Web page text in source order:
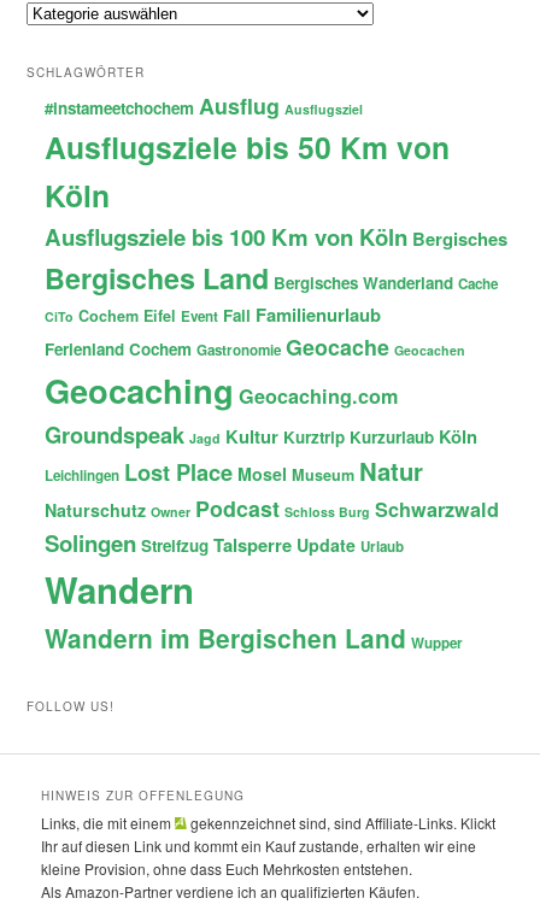
Themen
SCHLAGWÖRTER
#instameetchochem Ausflug Ausflugsziel
Ausflugsziele bis 50 Km von
Köln
Ausflugsziele bis 100 Km von Köln Bergisches
Bergisches Land Bergisches Wanderland Cache
CiTo Cochem Eifel Event Fail Familienurlaub
Ferienland Cochem Gastronomie Geocache Geocachen
Geocaching Geocaching.com
Groundspeak Jagd Kultur Kurztrip Kurzurlaub Köln
Leichlingen Lost Place Mosel Museum Natur
Naturschutz Owner Podcast Schloss Burg Schwarzwald
Solingen Streifzug Talsperre Update Urlaub
Wandern
Wandern im Bergischen Land Wupper
FOLLOW US!
HINWEIS ZUR OFFENLEGUNG
Links, die mit einem
gekennzeichnet sind, sind Affiliate-Links. Klickt
Ihr auf diesen Link und kommt ein Kauf zustande, erhalten wir eine
kleine Provision, ohne dass Euch Mehrkosten entstehen.
Als Amazon-Partner verdiene ich an qualifizierten Käufen.